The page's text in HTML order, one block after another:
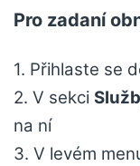
Pro zadaní
1. Přihlaste se
2. V sekci
na ní
3. V levém